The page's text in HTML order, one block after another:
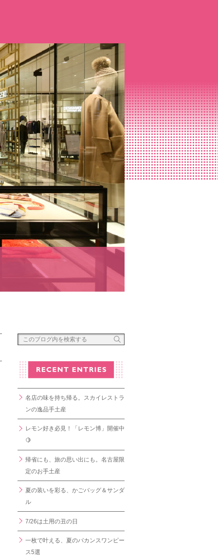
名店の味を持ち帰る。スカイレストラ
ンの逸品手土産
レモン好き必見！「レモン博」開催中
🍋
帰省にも、旅の思い出にも。名古屋限
定のお手土産
夏の装いを彩る、かごバッグ＆サンダ
ル
7/26は土用の丑の日
一枚で叶える、夏のバカンスワンピー
ス5選